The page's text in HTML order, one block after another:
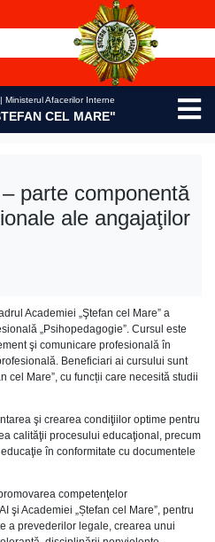
Ministerul Afacerilor Interne
CEL MARE"
parte componentă
ale angajaţilor
Academiei „Ştefan cel Mare” a
„Psihopedagogie”. Cursul este
şi comunicare profesională în
Beneficiari ai cursului sunt
cel Mare”, cu funcții care necesită studii
şi crearea condiţiilor optime pentru
calităţii procesului educaţional, precum
în conformitate cu documentele
competenţelor
şi Academiei „Ștefan cel Mare”, pentru
a prevederilor legale, crearea unui